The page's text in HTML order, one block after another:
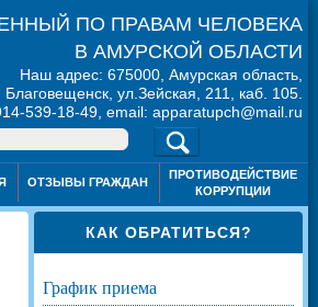
ПО ПРАВАМ ЧЕЛОВЕКА
В АМУРСКОЙ ОБЛАСТИ
Наш адрес: 675000, Амурская область,
Благовещенск, ул.Зейская, 211, каб. 105.
539-18-49, email: apparatupch@mail.ru
ОТЗЫВЫ ГРАЖДАН
ПРОТИВОДЕЙСТВИЕ
КОРРУПЦИИ
КАК ОБРАТИТЬСЯ?
график приема